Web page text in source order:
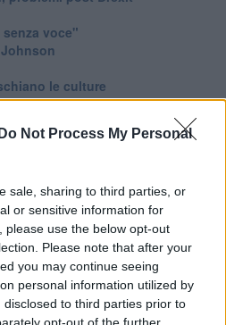
Do Not Process My Personal
sale, sharing to third parties, or
or sensitive information for
please use the below opt-out
Please note that after your
you may continue seeing
personal information utilized by
to third parties prior to
opt-out of the further
voce"
le culture
Rais
l'Occidente
e guerra civile
non in guerra
Orbán
di Biden
geopolitica internazionale